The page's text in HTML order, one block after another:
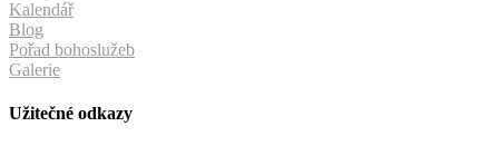
Kalendář
Blog
Pořad bohoslužeb
Galerie
Užitečné odkazy